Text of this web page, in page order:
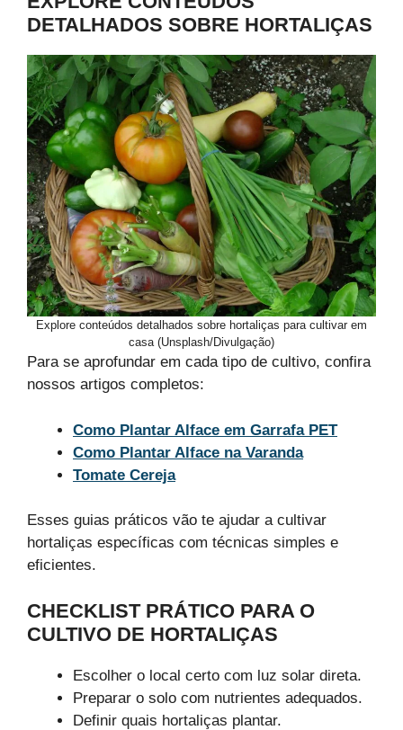
DETALHADOS SOBRE HORTALIÇAS
Explore conteúdos detalhados sobre hortaliças para cultivar em
casa (Unsplash/Divulgação)
Para se aprofundar em cada tipo de cultivo, confira
nossos artigos completos:
Como Plantar Alface em Garrafa PET
Como Plantar Alface na Varanda
Tomate Cereja
Esses guias práticos vão te ajudar a cultivar
hortaliças específicas com técnicas simples e
eficientes.
CHECKLIST PRÁTICO PARA O
CULTIVO DE HORTALIÇAS
Escolher o local certo com luz solar direta.
Preparar o solo com nutrientes adequados.
Definir quais hortaliças plantar.